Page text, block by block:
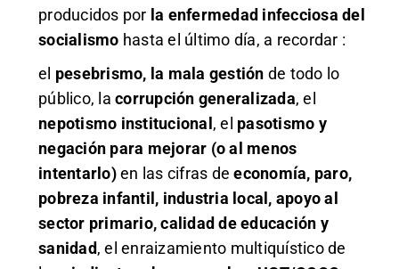
producidos por la enfermedad infecciosa del
socialismo hasta el último día, a recordar :
el pesebrismo, la mala gestión de todo lo
público, la corrupción generalizada, el
nepotismo institucional, el pasotismo y
negación para mejorar (o al menos
intentarlo)en las cifras deeconomía, paro,
pobreza infantil, industria local, apoyo al
sector primario, calidad de educación y
sanidad, el enraizamiento multiquístico de